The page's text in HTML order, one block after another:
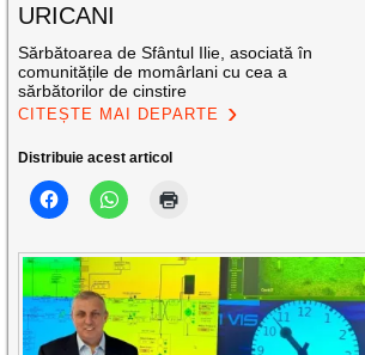
URICANI
Sărbătoarea de Sfântul Ilie, asociată în
comunitățile de momârlani cu cea a
sărbătorilor de cinstire
CITEȘTE MAI DEPARTE
Distribuie acest articol